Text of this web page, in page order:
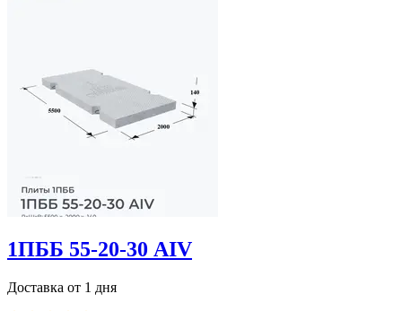
1ПББ 55-20-30 АIV
Доставка от 1 дня